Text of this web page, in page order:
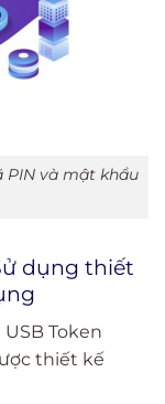
PIN và mật khẩu
dụng thiết
Token
thiết kế